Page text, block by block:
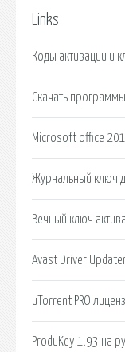
Links
Коды активации и
Скачать
Microsoft office
Журнальный ключ
Вечный ключ
Avast Driver
uTorrent PRO
ProduKey 1.93 на